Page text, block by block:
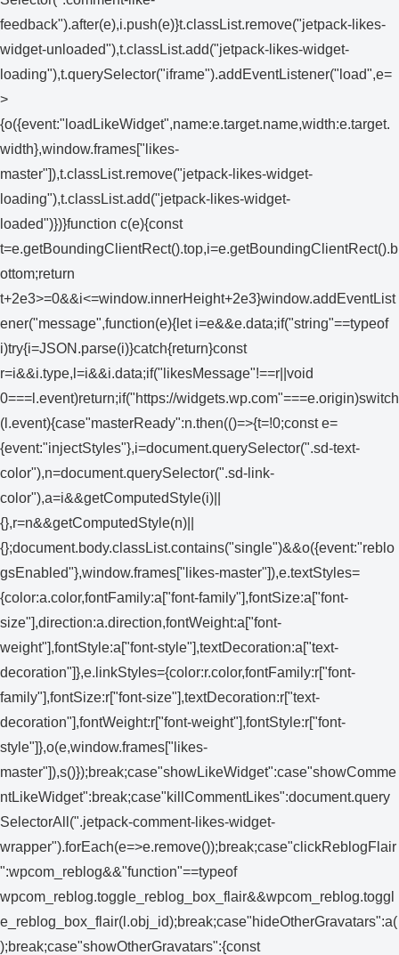
feedback").after(e),i.push(e)}t.classList.remove("jetpack-likes-
widget-unloaded"),t.classList.add("jetpack-likes-widget-
loading"),t.querySelector("iframe").addEventListener("load",e=
>
{o({event:"loadLikeWidget",name:e.target.name,width:e.target.
width},window.frames["likes-
master"]),t.classList.remove("jetpack-likes-widget-
loading"),t.classList.add("jetpack-likes-widget-
loaded")})}function c(e){const
t=e.getBoundingClientRect().top,i=e.getBoundingClientRect().b
ottom;return
t+2e3>=0&&i<=window.innerHeight+2e3}window.addEventList
ener("message",function(e){let i=e&&e.data;if("string"==typeof
i)try{i=JSON.parse(i)}catch{return}const
r=i&&i.type,l=i&&i.data;if("likesMessage"!==r||void
0===l.event)return;if("https://widgets.wp.com"===e.origin)switch
(l.event){case"masterReady":n.then(()=>{t=!0;const e=
{event:"injectStyles"},i=document.querySelector(".sd-text-
color"),n=document.querySelector(".sd-link-
color"),a=i&&getComputedStyle(i)||
{},r=n&&getComputedStyle(n)||
{};document.body.classList.contains("single")&&o({event:"reblo
gsEnabled"},window.frames["likes-master"]),e.textStyles=
{color:a.color,fontFamily:a["font-family"],fontSize:a["font-
size"],direction:a.direction,fontWeight:a["font-
weight"],fontStyle:a["font-style"],textDecoration:a["text-
decoration"]},e.linkStyles={color:r.color,fontFamily:r["font-
family"],fontSize:r["font-size"],textDecoration:r["text-
decoration"],fontWeight:r["font-weight"],fontStyle:r["font-
style"]},o(e,window.frames["likes-
master"]),s()});break;case"showLikeWidget":case"showComme
ntLikeWidget":break;case"killCommentLikes":document.query
SelectorAll(".jetpack-comment-likes-widget-
wrapper").forEach(e=>e.remove());break;case"clickReblogFlair
":wpcom_reblog&&"function"==typeof
wpcom_reblog.toggle_reblog_box_flair&&wpcom_reblog.toggl
e_reblog_box_flair(l.obj_id);break;case"hideOtherGravatars":a(
);break;case"showOtherGravatars":{const